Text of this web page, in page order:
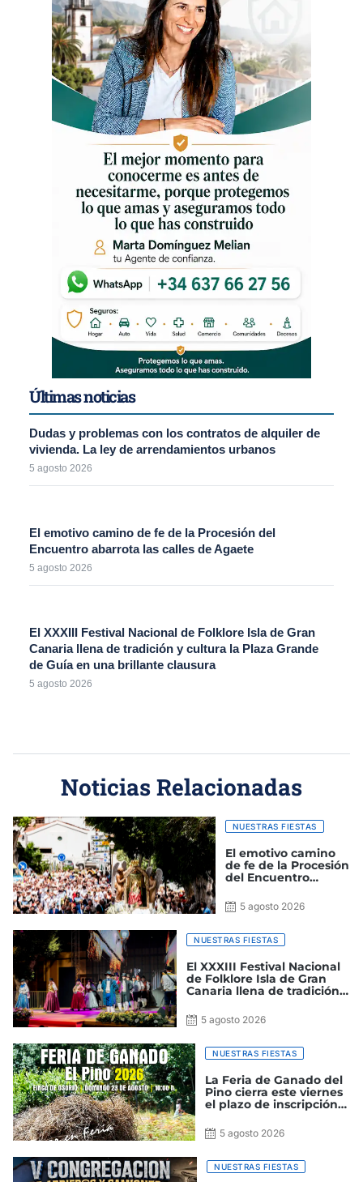
Últimas noticias
Dudas y problemas con los contratos de alquiler de
vivienda. La ley de arrendamientos urbanos
5 agosto 2026
El emotivo camino de fe de la Procesión del
Encuentro abarrota las calles de Agaete
5 agosto 2026
El XXXIII Festival Nacional de Folklore Isla de Gran
Canaria llena de tradición y cultura la Plaza Grande
de Guía en una brillante clausura
5 agosto 2026
Noticias Relacionadas
NUESTRAS FIESTAS
El emotivo camino
de fe de la Procesión
del Encuentro
de Agaete
5 agosto 2026
NUESTRAS FIESTAS
El XXXIII Festival Nacional
de Folklore Isla de Gran
Canaria llena de tradición y
Guía en una brillante
clausura
5 agosto 2026
NUESTRAS FIESTAS
La Feria de Ganado del
Pino cierra este viernes
el plazo de inscripción
5 agosto 2026
NUESTRAS FIESTAS